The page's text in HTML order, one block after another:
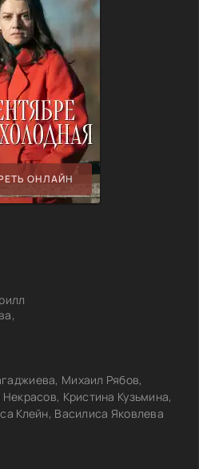
ОНЛАЙН
Михаил Рябов,
Кристина Кузьмина,
Клейн, Василиса Яковлева